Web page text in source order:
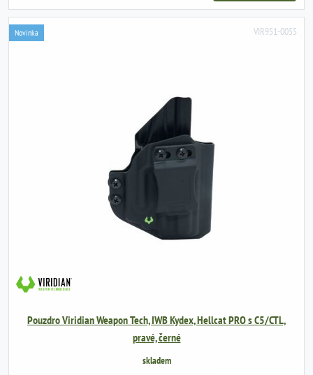
VIR951-0055
Novinka
Pouzdro Viridian Weapon Tech, IWB Kydex, Hellcat PRO s C5/CTL,
pravé, černé
skladem